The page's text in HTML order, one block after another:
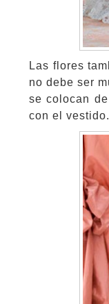
Las flores
no debe ser
se colocan
con el vestido.